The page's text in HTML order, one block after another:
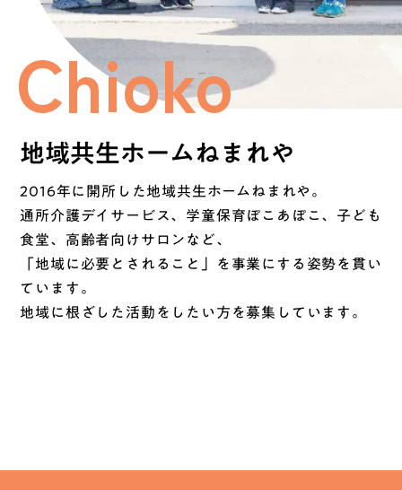
Chioko
地域共生ホームねまれや
2016年に開所した地域共生ホームねまれや。
通所介護デイサービス、学童保育ぽこあぽこ、子ども
食堂、高齢者向けサロンなど、
「地域に必要とされること」を事業にする姿勢を貫い
ています。
地域に根ざした活動をしたい方を募集しています。